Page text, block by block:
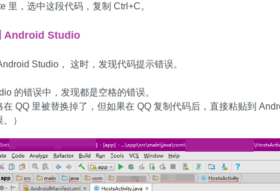
里，选中这段代码，复制 Ctrl+C。
Android Studio
Studio， 这时，发现代码提示错误。
的错误中，发现都是空格的错误。
在 QQ 里被替换掉了，但如果在 QQ 复制代码后，直接粘贴到
）